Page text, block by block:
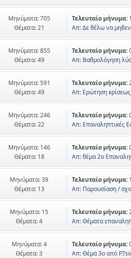
Μηνύματα: 705
Θέματα: 21
Τελευταίο μήνυμα:
Απ: Δε θέλω να
Μηνύματα: 855
Θέματα: 49
Τελευταίο μήνυμα:
Απ: Βαθμολόγηση
Μηνύματα: 591
Θέματα: 49
Τελευταίο μήνυμα:
Απ: Ερώτηση κρίσεως
Μηνύματα: 246
Θέματα: 22
Τελευταίο μήνυμα:
Απ: Επαναληπτικές
Μηνύματα: 146
Θέματα: 18
Τελευταίο μήνυμα:
Απ: θέμα 2ο
Μηνύματα: 39
Θέματα: 13
Τελευταίο μήνυμα:
Απ: Παρουσίαση /
Μηνύματα: 15
Θέματα: 4
Τελευταίο μήνυμα:
Απ: Θέματα
Μηνύματα: 4
Θέματα: 3
Τελευταίο μήνυμα:
Απ: Θέμα 3οαπό